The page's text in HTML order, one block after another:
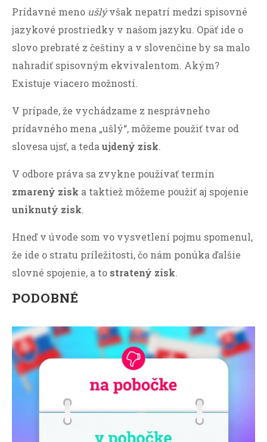
Prídavné meno ušlývšak nepatrí medzi spisovné
jazykové prostriedky v našom jazyku. Opäť ide o
slovo prebraté z češtiny a v slovenčine by sa malo
nahradiť spisovným ekvivalentom. Akým?
Existuje viacero možností.
V prípade, že vychádzame z nesprávneho
prídavného mena „ušlý“, môžeme použiť tvar od
slovesa ujsť, a teda ujdený zisk.
V odbore práva sa zvykne používať termín
zmarený zisk a taktiež môžeme použiť aj spojenie
uniknutý zisk.
Hneď v úvode som vo vysvetlení pojmu spomenul,
že ide o stratu príležitosti, čo nám ponúka ďalšie
slovné spojenie, a to stratený zisk.
PODOBNÉ